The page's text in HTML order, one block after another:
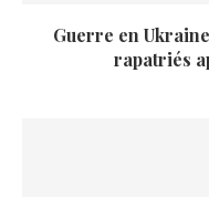
Guerre en
rapatriés